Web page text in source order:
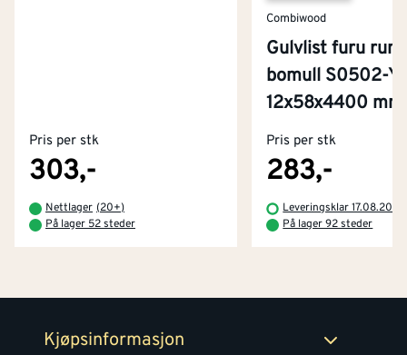
Pris per stk
303,-
Nettlager (20+)
På lager 52 steder
Combiwood
Gulvlist furu
bomull S0502-Y
12x58x4400 mm
Pris per stk
283,-
Leveringsklar 17.08.2026
På lager 92 steder
Kjøpsinformasjon
Kjøpsbetingelser
Retur- og angrerettsskjema
Tjenester
Montér Klubb
Byggevarehus og åpningstider
Prismatch